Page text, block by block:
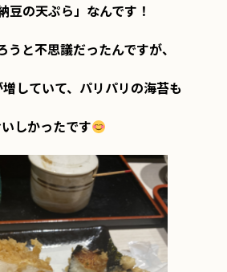
豆の天ぷら」なんです！
うと不思議だったんですが、
していて、パリパリの海苔も
しかったです